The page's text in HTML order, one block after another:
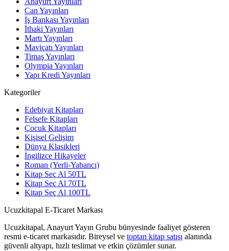
Can Yayınları
İş Bankası Yayınları
İthaki Yayınları
Martı Yayınları
Maviçatı Yayınları
Timaş Yayınları
Olympia Yayınları
Yapı Kredi Yayınları
Kategoriler
Edebiyat Kitapları
Felsefe Kitapları
Çocuk Kitapları
Kişisel Gelişim
Dünya Klasikleri
İngilizce Hikayeler
Roman (Yerli-Yabancı)
Kitap Seç Al 50TL
Kitap Seç Al 70TL
Kitap Seç Al 100TL
Ucuzkitapal E-Ticaret Markası
Ucuzkitapal, Anayurt Yayın Grubu bünyesinde faaliyet gösteren
resmi e-ticaret markasıdır. Bireysel ve toptan kitap satışı alanında
güvenli altyapı, hızlı teslimat ve etkin çözümler sunar.